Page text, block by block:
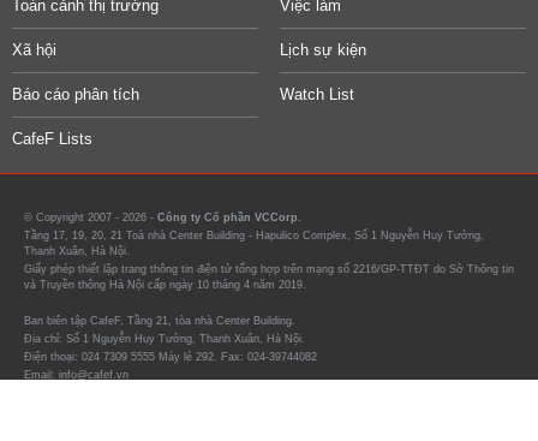
Toàn cảnh thị trường
Xã hội
Báo cáo phân tích
CafeF Lists
Việc làm
Lịch sự kiện
Watch List
© Copyright 2007 - 2026 - Công ty Cổ phần VCCorp.
Tầng 17, 19, 20, 21 Toà nhà Center Building - Hapulico Complex, Số 1 Nguyễn Huy Tưởng,
Thanh Xuân, Hà Nội.
Giấy phép thiết lập trang thông tin điện tử tổng hợp trên mạng số 2216/GP-TTĐT do Sở Thông tin
và Truyền thông Hà Nội cấp ngày 10 tháng 4 năm 2019.
Ban biên tập CafeF, Tầng 21, tòa nhà Center Building.
Địa chỉ: Số 1 Nguyễn Huy Tưởng, Thanh Xuân, Hà Nội.
Điện thoại: 024 7309 5555 Máy lẻ 292. Fax: 024-39744082
Email: info@cafef.vn